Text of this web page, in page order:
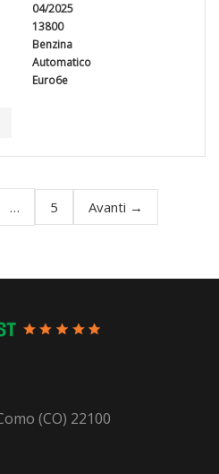
04/2025
13800
Benzina
Automatico
Euro6e
… 5 Avanti →
(CO) 22100